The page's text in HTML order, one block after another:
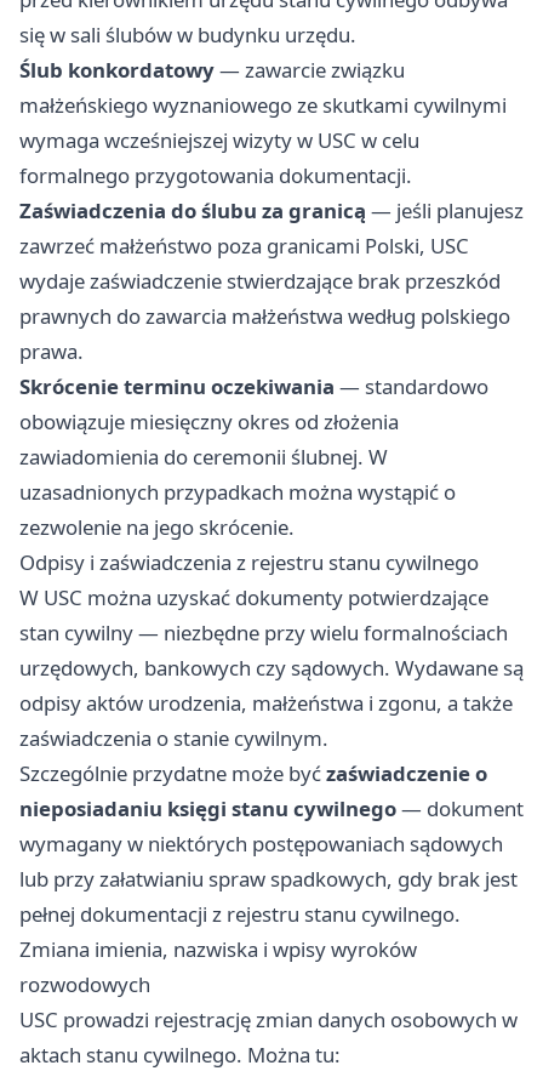
się w sali ślubów w budynku urzędu.
Ślub konkordatowy— zawarcie związku
małżeńskiego wyznaniowego ze skutkami cywilnymi
wymaga wcześniejszej wizyty w USC w celu
formalnego przygotowania dokumentacji.
Zaświadczenia do ślubu za granicą — jeśli planujesz
zawrzeć małżeństwo poza granicami Polski, USC
wydaje zaświadczenie stwierdzające brak przeszkód
prawnych do zawarcia małżeństwa według polskiego
prawa.
Skrócenie terminu oczekiwania — standardowo
obowiązuje miesięczny okres od złożenia
zawiadomienia do ceremonii ślubnej. W
uzasadnionych przypadkach można wystąpić o
zezwolenie na jego skrócenie.
Odpisy i zaświadczenia z rejestru stanu cywilnego
W USC można uzyskać dokumenty potwierdzające
stan cywilny — niezbędne przy wielu formalnościach
urzędowych, bankowych czy sądowych. Wydawane są
odpisy aktów urodzenia, małżeństwa i zgonu, a także
zaświadczenia o stanie cywilnym.
Szczególnie przydatne może byćzaświadczenie o
nieposiadaniu księgi stanu cywilnego— dokument
wymagany w niektórych postępowaniach sądowych
lub przy załatwianiu spraw spadkowych, gdy brak jest
pełnej dokumentacji z rejestru stanu cywilnego.
Zmiana imienia, nazwiska i wpisy wyroków
rozwodowych
USC prowadzi rejestrację zmian danych osobowych w
aktach stanu cywilnego. Można tu: